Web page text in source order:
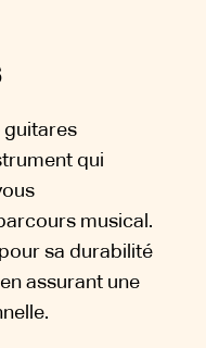
guitares
qui
musical.
sa durabilité
assurant une